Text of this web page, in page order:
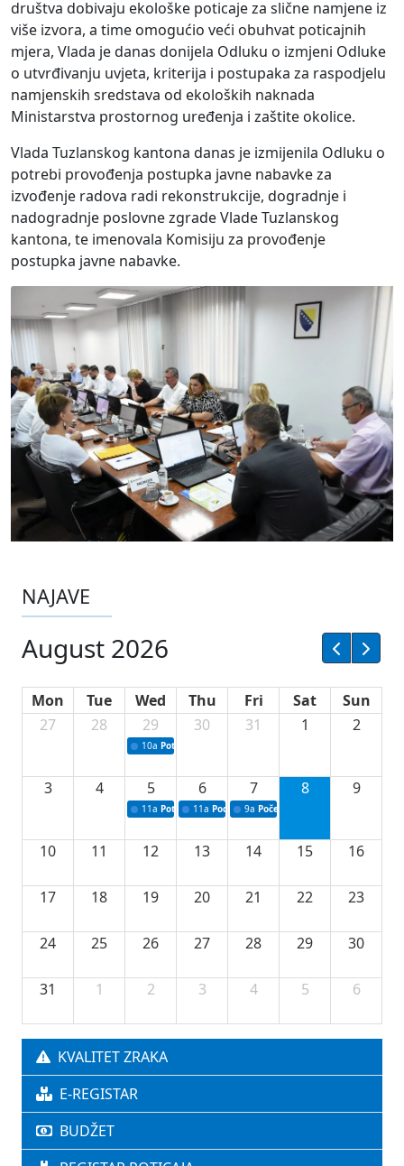
društva dobivaju ekološke poticaje za slične namjene iz
više izvora, a time omogućio veći obuhvat poticajnih
mjera, Vlada je danas donijela Odluku o izmjeni Odluke
o utvrđivanju uvjeta, kriterija i postupaka za raspodjelu
namjenskih sredstava od ekoloških naknada
Ministarstva prostornog uređenja i zaštite okolice.
Vlada Tuzlanskog kantona danas je izmijenila Odluku o
potrebi provođenja postupka javne nabavke za
izvođenje radova radi rekonstrukcije, dogradnje i
nadogradnje poslovne zgrade Vlade Tuzlanskog
kantona, te imenovala Komisiju za provođenje
postupka javne nabavke.
NAJAVE
August 2026
Mon Tue Wed Thu Fri Sat
Sun
27
28 29
10a Potpisivanje ugovora sa neprofitnim
30 31 1 2
3 4 5
11a Potpisivanje ugovora o stipendijama za
6
11a Podrška razvoju vodne infrastrukture u
7
9a Početak izgradnje nove
8 9
10 11 12 13 14 15 16
17 18 19 20 21 22 23
24 25 26 27 28 29 30
31 1 2 3 4 5 6
KVALITET ZRAKA
E-REGISTAR
BUDŽET